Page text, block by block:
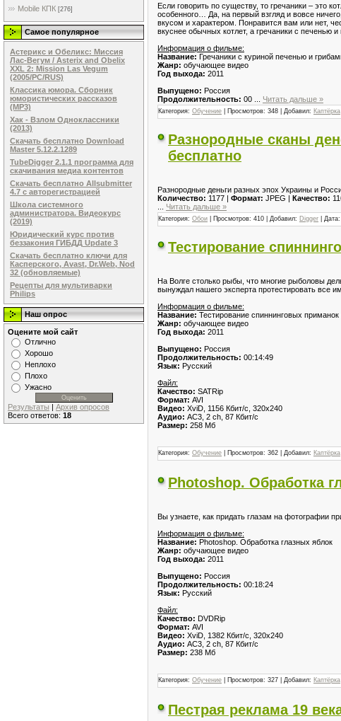
Mobile КПК [276]
Самое популярное
Астерикс и Обеликс: Миссия
Лас-Вегум / Asterix and Obelix
XXL 2: Mission Las Vegum
(2005/PC/RUS)
Классика юмора. Сборник
юмористических рассказов
(MP3)
Хак - Взлом Одноклассники
(2013)
Скачать бесплатно Download
Master 5.12.2.1289
TubeDigger 2.1.1 программа для
скачивания медиа контентов
Скачать бесплатно Allsubmitter
4.7 с авторегистрацией
Школа системного
администратора. Видеокурс
(2019)
Юридический курс против
беззакония ГИБДД Update 3
Скачать бесплатно ключи для
Касперского, Avast, Dr.Web, Nod
32 (обновляемые)
Рецепты для мультиварки
Philips
Наш опрос
Оцените мой сайт
Отлично
Хорошо
Неплохо
Плохо
Ужасно
Результаты | Архив опросов
Всего ответов: 18
Если говорить по существу, то гречаники – это
особенного… Да, на первый взгляд и вовсе
вкусом и характером. Понравится вам или нет,
вкуснее обычных котлет, а гречаники с печенью
Информация о фильме:
Название: Гречаники с куриной печенью и
Жанр: обучающее видео
Год выхода: 2011
Выпущено: Россия
Продолжительность: 00 Читать дальше »
Категория: Обучение | Просмотров: 348 | Добавил: Каптёрка
Разнородные сканы
бесплатно
Разнородные деньги разных эпох Украины и
Количество: 1177 | Формат: JPEG | Качество:
Читать дальше »
Категория: Обои | Просмотров: 410 | Добавил: Digger | Дата:
Тестирование
На Волге столько рыбы, что многие рыболовы
вынуждал нашего эксперта протестировать все
Информация о фильме:
Название: Тестирование спиннинговых приманок
Жанр: обучающее видео
Год выхода: 2011
Выпущено: Россия
Продолжительность: 00:14:49
Язык: Русский
Файл:
Качество: SATRip
Формат: AVI
Видео: XviD, 1156 Кбит/с, 320x240
Аудио: AC3, 2 ch, 87 Кбит/с
Размер: 258 Мб
Категория: Обучение | Просмотров: 362 | Добавил: Каптёрка
Photoshop. Обработка
Вы узнаете, как придать глазам на фотографии
Информация о фильме:
Название: Photoshop. Обработка глазных яблок
Жанр: обучающее видео
Год выхода: 2011
Выпущено: Россия
Продолжительность: 00:18:24
Язык: Русский
Файл:
Качество: DVDRip
Формат: AVI
Видео: XviD, 1382 Кбит/с, 320x240
Аудио: AC3, 2 ch, 87 Кбит/с
Размер: 238 Мб
Категория: Обучение | Просмотров: 327 | Добавил: Каптёрка
Пестрая реклама 19